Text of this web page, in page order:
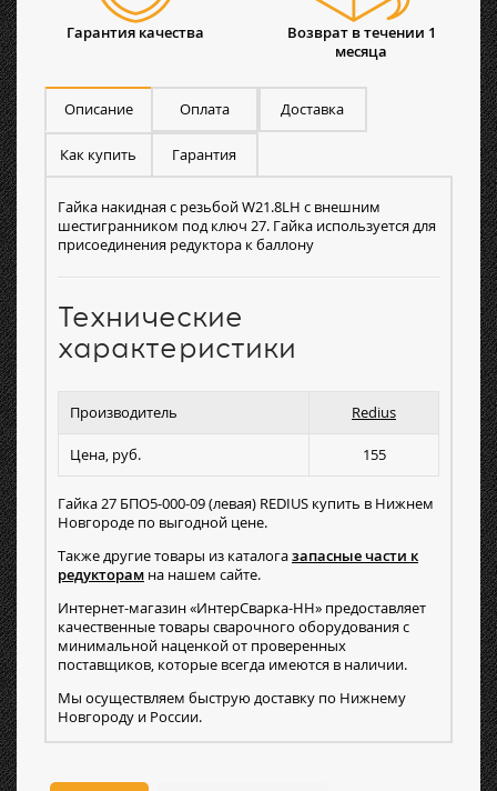
Гарантия качества
Возврат в течении 1
месяца
Описание Оплата Доставка
Как купить Гарантия
Гайка накидная с резьбой W21.8LH с внешним
шестигранником под ключ 27. Гайка используется для
присоединения редуктора к баллону
Технические
характеристики
Производитель Redius
Цена, руб. 155
Гайка 27 БПО5-000-09 (левая) REDIUS купить в Нижнем
Новгороде по выгодной цене.
Также другие товары из каталогазапасные части к
редукторам на нашем сайте.
Интернет-магазин «ИнтерСварка-НН» предоставляет
качественные товары сварочного оборудования с
минимальной наценкой от проверенных
поставщиков, которые всегда имеются в наличии.
Мы осуществляем быструю доставку по Нижнему
Новгороду и России.